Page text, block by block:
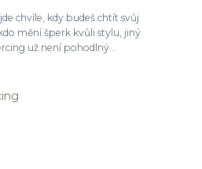
chvíle, kdy budeš chtít svůj
mění šperk kvůli stylu, jiný
už není pohodlný...